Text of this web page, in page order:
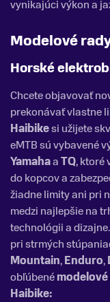
vynikajúci výkon a
Modelové
Horské
Chcete objavovať
prekonávať vlastne
Haibikesi užijete
eMTB sú vybavené
YamahaaTQ, ktoré
do kopcov a
žiadne limity ani pri
medzi najlepšie na
technológii a
pri strmých
Mountain,Enduro,
obľúbené
Haibike: